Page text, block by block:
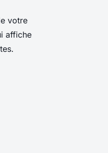
votre
affiche